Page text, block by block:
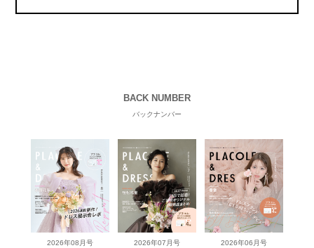
BACK NUMBER
バックナンバー
2026年08月号 2026年07月号 2026年06月号